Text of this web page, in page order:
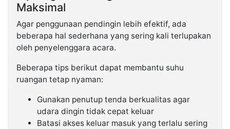
Maksimal
Agar penggunaan pendingin lebih efektif, ada
beberapa hal sederhana yang sering kali terlupakan
oleh penyelenggara acara.
Beberapa tips berikut dapat membantu suhu
ruangan tetap nyaman:
Gunakan penutup tenda berkualitas agar
udara dingin tidak cepat keluar
Batasi akses keluar masuk yang terlalu sering